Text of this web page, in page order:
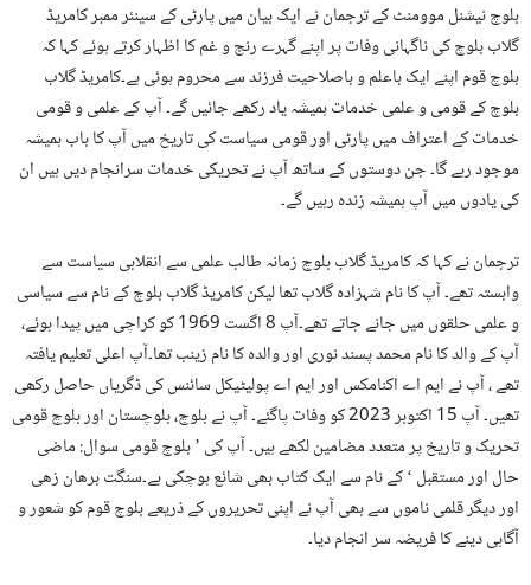
بلوچ نیشنل موومنٹ کے ترجمان نے ایک بیان میں پارٹی کے سینئر ممبر کامریڈ
گلاب بلوچ کی ناگہانی وفات پر اپنے گہرے رنج و غم کا اظہار کرتے ہوئے کہا کہ
بلوچ قوم اپنے ایک باعلم و باصلاحیت فرزند سے محروم ہوئی ہے۔کامریڈ گلاب
بلوچ کے قومی و علمی خدمات ہمیشہ یاد رکھے جائیں گے۔ آپ کے علمی و قومی
خدمات کے اعتراف میں پارٹی اور قومی سیاست کی تاریخ میں آپ کا باب ہمیشہ
موجود رہے گا۔ جن دوستوں کے ساتھ آپ نے تحریکی خدمات سرانجام دیں ہیں ان
کی یادوں میں آپ ہمیشہ زندہ رہیں گے۔
ترجمان نے کہا کہ کامریڈ گلاب بلوچ زمانہ طالب علمی سے انقلابی سیاست سے
وابستہ تھے۔ آپ کا نام شہزادہ گلاب تھا لیکن کامریڈ گلاب بلوچ کے نام سے سیاسی
و علمی حلقوں میں جانے جاتے تھے۔آپ 8 اگست 1969 کو کراچی میں پیدا ہوئے،
آپ کے والد کا نام محمد پسند نوری اور والدہ کا نام زینب تھا۔آپ اعلی تعلیم یافتہ
تھے ، آپ نے ایم اے اکنامکس اور ایم اے پولیٹیکل سائنس کی ڈگریاں حاصل رکھی
تھیں۔ آپ 15 اکتوبر 2023 کو وفات پاگئے۔ آپ نے بلوچ، بلوچستان اور بلوچ قومی
تحریک و تاریخ پر متعدد مضامین لکھے ہیں۔ آپ کی ’ بلوچ قومی سوال: ماضی
حال اور مستقبل ‘ کے نام سے ایک کتاب بھی شائع ہوچکی ہے۔سنگت برھان زھی
اور دیگر قلمی ناموں سے بھی آپ نے اپنی تحریروں کے ذریعے بلوچ قوم کو شعور و
آگاہی دینے کا فریضہ سر انجام دیا۔